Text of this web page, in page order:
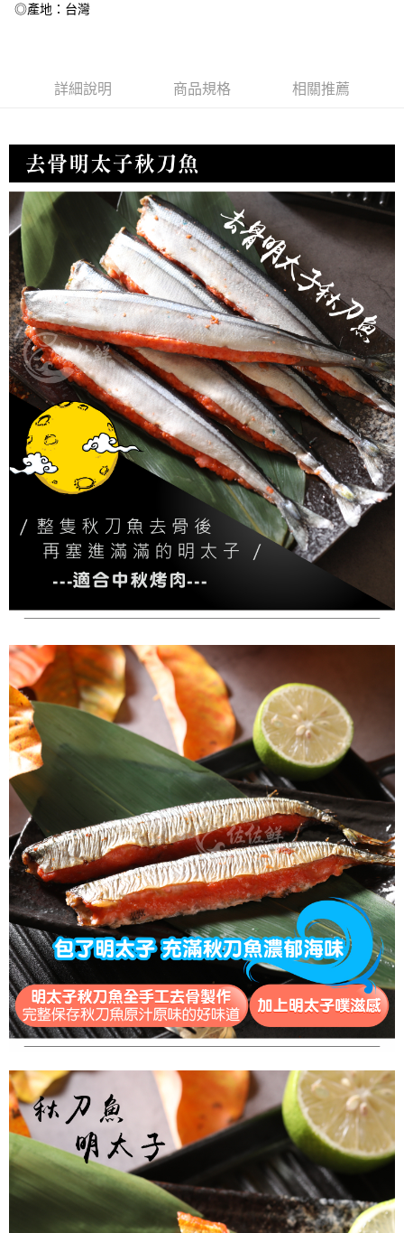
◎產地：台灣
詳細說明 商品規格 相關推薦